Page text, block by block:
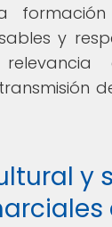
formación
y
y